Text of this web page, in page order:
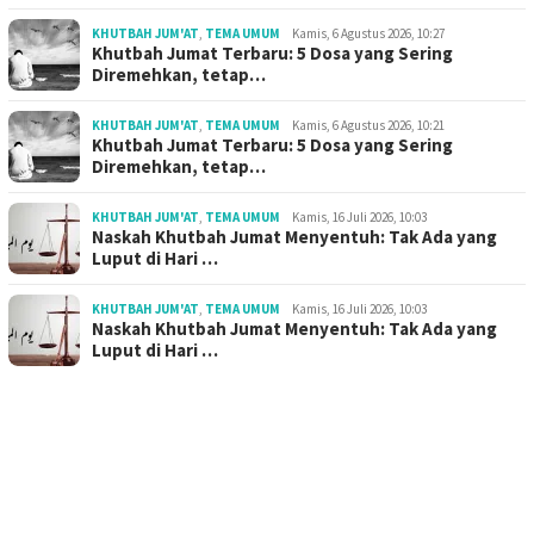
KHUTBAH JUM'AT TEMA UMUM Kamis, 6 Agustus 2026, 10:27
Khutbah Jumat Terbaru: 5 Dosa yang Sering
Diremehkan, tetap…
KHUTBAH JUM'AT TEMA UMUM Kamis, 6 Agustus 2026, 10:21
Khutbah Jumat Terbaru: 5 Dosa yang Sering
Diremehkan, tetap…
KHUTBAH JUM'AT TEMA UMUM Kamis, 16 Juli 2026, 10:03
Naskah Khutbah Jumat Menyentuh: Tak Ada yang
Luput di Hari …
KHUTBAH JUM'AT TEMA UMUM Kamis, 16 Juli 2026, 10:03
Naskah Khutbah Jumat Menyentuh: Tak Ada yang
Luput di Hari …